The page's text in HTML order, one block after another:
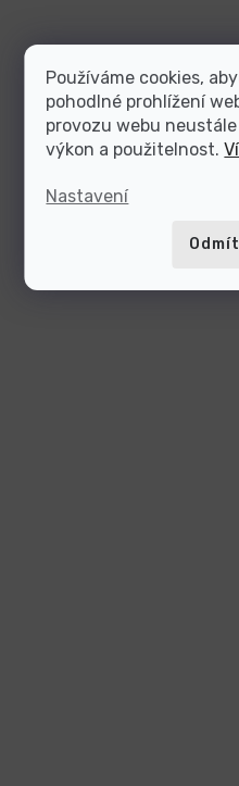
Používáme cookies,
pohodlné prohlížení
provozu webu
výkon a použitelnost.
Nastavení